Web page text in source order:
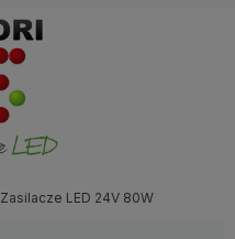
Zasilacze LED 24V 80W